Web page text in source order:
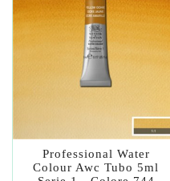
Professional Water
Colour Awc Tubo 5ml